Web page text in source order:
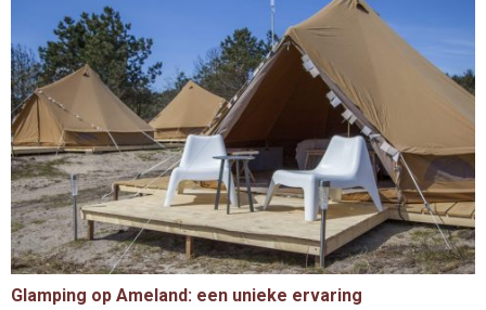
Glamping op Ameland: een unieke ervaring